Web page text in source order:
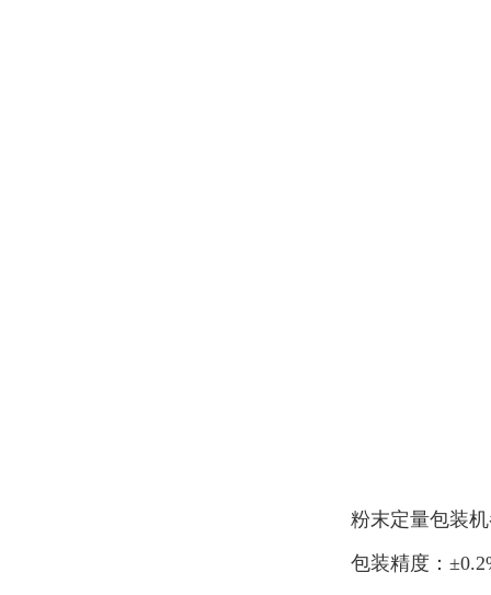
粉末定量包装
包装精度：